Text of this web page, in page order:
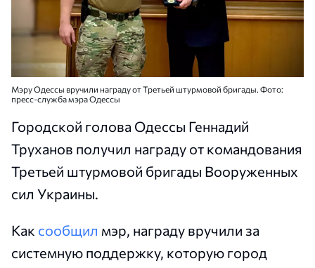
Мэру Одессы вручили награду от Третьей штурмовой бригады. Фото:
пресс-служба мэра Одессы
Городской голова Одессы Геннадий
Труханов получил награду от командования
Третьей штурмовой бригады Вооруженных
сил Украины.
Как сообщил мэр, награду вручили за
системную поддержку, которую город